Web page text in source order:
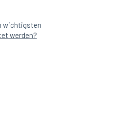
wichtigsten
werden?